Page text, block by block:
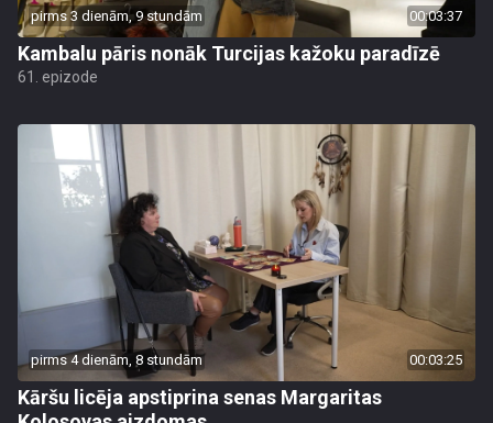
pirms 3 dienām, 9 stundām 00:03:37
Kambalu pāris nonāk Turcijas kažoku paradīzē
61. epizode
pirms 4 dienām, 8 stundām 00:03:25
Kāršu licēja apstiprina senas Margaritas